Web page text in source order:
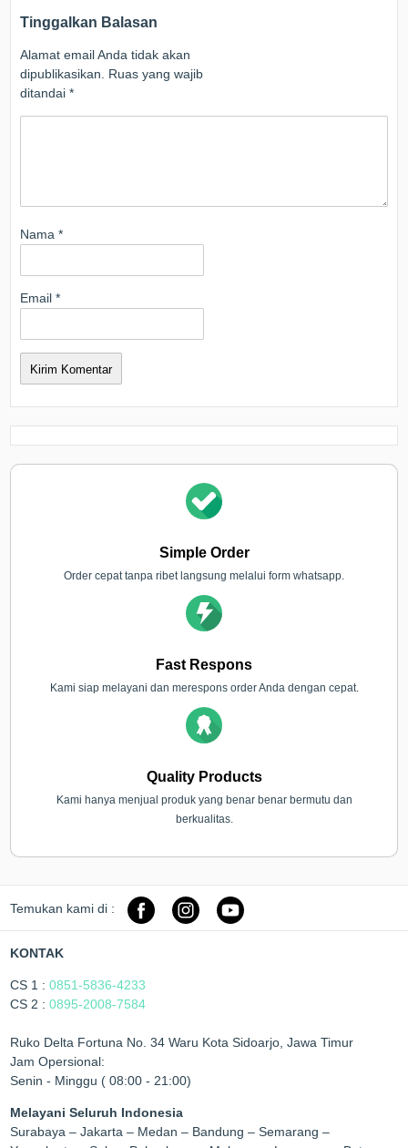
Tinggalkan Balasan
Alamat email Anda tidak akan
dipublikasikan. Ruas yang wajib
ditandai*
Nama*
Email*
Simple Order
Order cepat tanpa ribet langsung melalui form whatsapp.
Fast Respons
Kami siap melayani dan merespons order Anda dengan cepat.
Quality Products
Kami hanya menjual produk yang benar benar bermutu dan
berkualitas.
Temukan kami di :
KONTAK
CS 1 :0851-5836-4233
CS 2 :0895-2008-7584
Ruko Delta Fortuna No. 34 Waru Kota Sidoarjo, Jawa Timur
Jam Opersional:
Senin - Minggu ( 08:00 - 21:00)
Melayani Seluruh Indonesia
Surabaya – Jakarta – Medan – Bandung – Semarang –